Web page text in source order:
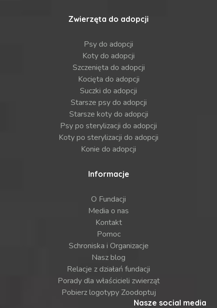
Zwierzęta do adopcji
Psy do adopcji
Koty do adopcji
Szczenięta do adopcji
Kocięta do adopcji
Suczki do adopcji
Starsze psy do adopcji
Starsze koty do adopcji
Psy po sterylizacji do adopcji
Koty po sterylizacji do adopcji
Konie do adopcji
Informacje
O Fundacji
Media o nas
Kontakt
Pomoc
Schroniska i Organizacje
Nasz blog
Relacje z działań fundacji
Porady dla właścicieli zwierząt
Pobierz logotypy Zoodoptuj
Nasze social media